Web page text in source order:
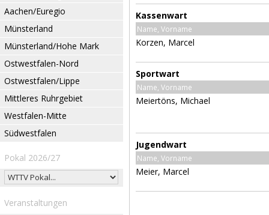
Aachen/Euregio
Münsterland
Münsterland/Hohe Mark
Ostwestfalen-Nord
Ostwestfalen/Lippe
Mittleres Ruhrgebiet
Westfalen-Mitte
Südwestfalen
Pokal 2026/27
Veranstaltungen
Kassenwart
Name, Vorname
Korzen, Marcel
Sportwart
Name, Vorname
Meiertöns, Michael
Jugendwart
Name, Vorname
Meier, Marcel